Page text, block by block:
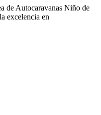
de Autocaravanas Niño de
excelencia en